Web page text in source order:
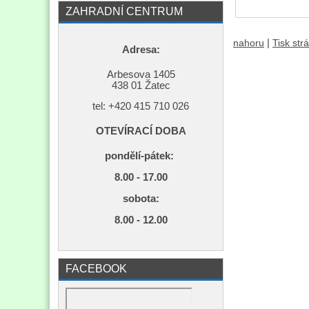
nahoru Tisk
ZAHRADNÍ CENTRUM
Adresa:
Arbesova 1405
438 01 Žatec
tel: +420 415 710 026
OTEVÍRACÍ DOBA
pondělí-pátek:
8.00 - 17.00
sobota:
8.00 - 12.00
FACEBOOK